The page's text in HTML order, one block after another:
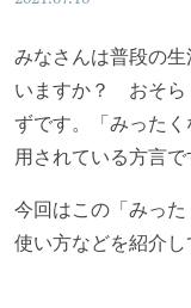
みなさんは普段の
いますか？ おそら
ずです。「みった
用されている方言で
今回はこの「みっ
使い方などを紹介し